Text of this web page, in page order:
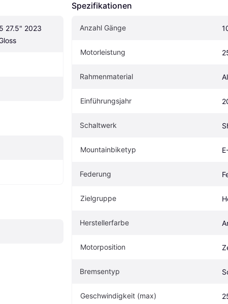
27.5" 2023
Spezifikationen
Anzahl Gänge
Motorleistung
Rahmenmaterial
Einführungsjahr
Schaltwerk
Mountainbiketyp
Federung
Zielgruppe
Herstellerfarbe
Motorposition
Bremsentyp
Geschwindigkeit (max)